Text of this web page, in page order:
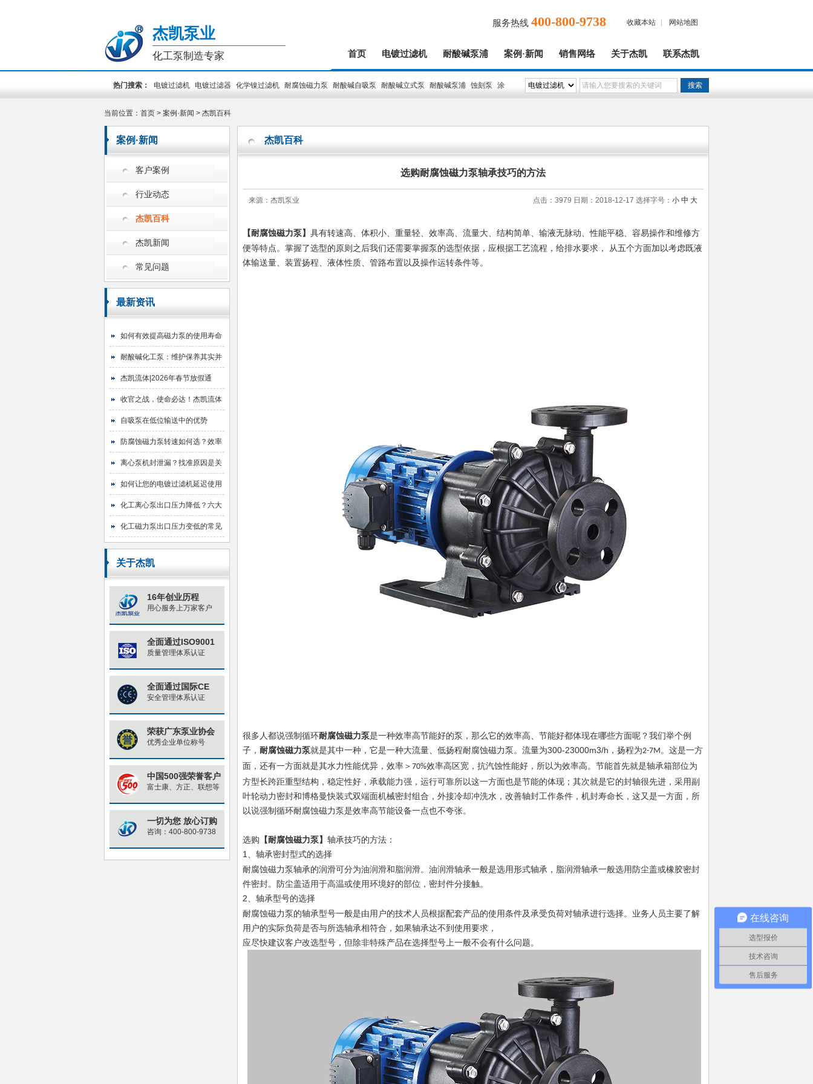
杰凯泵业
化工泵制造专家
收藏本站 网站地图
服务热线 400-800-9738
首页 电镀过滤机 耐酸碱泵浦 案例·新闻 销售网络 关于杰凯 联系杰凯
热门搜索： 电镀过滤机 电镀过滤器 化学镍过滤机 耐腐蚀磁力泵 耐酸碱自吸泵 耐酸碱立式泵 耐酸碱泵浦 蚀刻泵
涂
当前位置： 首页 > 案例·新闻 > 杰凯百科
案例·新闻
客户案例
行业动态
杰凯百科
杰凯新闻
常见问题
最新资讯
如何有效提高磁力泵的使用寿命
耐酸碱化工泵：维护保养其实并
不难
杰凯流体|2026年春节放假通
知！
收官之战，使命必达！杰凯流体
2025年目标圆满达成
自吸泵在低位输送中的优势
防腐蚀磁力泵转速如何选？效率
与寿命的平衡艺术
离心泵机封泄漏？找准原因是关
键！
如何让您的电镀过滤机延迟使用
寿命
化工离心泵出口压力降低？六大
原因与排查指南
化工磁力泵出口压力变低的常见
原因与对策
关于杰凯
16年创业历程
用心服务上万家客户
全面通过ISO9001
质量管理体系认证
全面通过国际CE
安全管理体系认证
荣获广东泵业协会
优秀企业单位称号
中国500强荣誉客户
富士康、方正、联想等
一切为您 放心订购
咨询：400-800-9738
杰凯百科
选购耐腐蚀磁力泵轴承技巧的方法
来源：杰凯泵业 点击：3979 日期：2018-12-17 选择字号： 小 中 大
【耐腐蚀磁力泵】 具有转速高、体积小、重量轻、效率高、流量大、结构简单、输液无脉动、性能平稳、容易操作和维修方
便等特点。掌握了选型的原则之后我们还需要掌握泵的选型依据，应根据工艺流程，给排水要求，
从五个方面加以考虑既液
体输送量、装置扬程、液体性质、管路布置以及操作运转条件等。
很多人都说强制循环耐腐蚀磁力泵是一种效率高节能好的泵，那么它的效率高、节能好都体现在哪些方面呢？我们举个例
子， 耐腐蚀磁力泵就是其中一种，它是一种大流量、低扬程耐腐蚀磁力泵。流量为300-23000m3/h ，扬程为2-7M。这是一方
面，还有一方面就是其水力性能优异，效率＞ 70%效率高区宽，抗汽蚀性能好，所以为效率高。节能首先就是轴承箱部位为
方型长跨距重型结构，稳定性好，承载能力强，运行可靠所以这一方面也是节能的体现；其次就是它的封轴很先进，采用副
叶轮动力密封和博格曼快装式双端面机械密封组合，外接冷却冲洗水，改善轴封工作条件，机封寿命长，这又是一方面，所
以说强制循环耐腐蚀磁力泵是效率高节能设备一点也不夸张。
选购 【耐腐蚀磁力泵】 轴承技巧的方法：
1 、轴承密封型式的选择
耐腐蚀磁力泵轴承的润滑可分为油润滑和脂润滑。油润滑轴承一般是选用形式轴承，脂润滑轴承一般选用防尘盖或橡胶密封
件密封。防尘盖适用于高温或使用环境好的部位，密封件分接触。
2、轴承型号的选择
耐腐蚀磁力泵的轴承型号一般是由用户的技术人员根据配套产品的使用条件及承受负荷对轴承进行选择。业务人员主要了解
用户的实际负荷是否与所选轴承相符合，如果轴承达不到使用要求，
应尽快建议客户改选型号，但除非特殊产品在选择型号上一般不会有什么问题。
在线咨询
选型报价
技术咨询
售后服务